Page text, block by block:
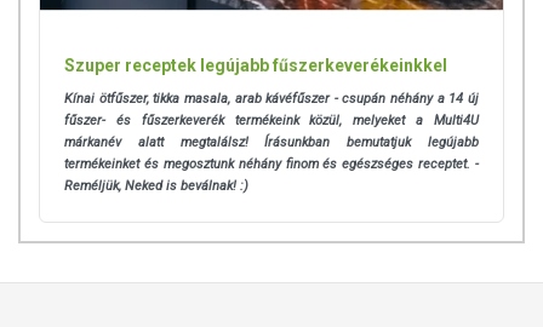
Szuper receptek legújabb fűszerkeverékeinkkel
Kínai ötfűszer, tikka masala, arab kávéfűszer - csupán néhány a 14 új
fűszer- és fűszerkeverék termékeink közül, melyeket a Multi4U
márkanév alatt megtalálsz! Írásunkban bemutatjuk legújabb
termékeinket és megosztunk néhány finom és egészséges receptet. -
Reméljük, Neked is beválnak! :)